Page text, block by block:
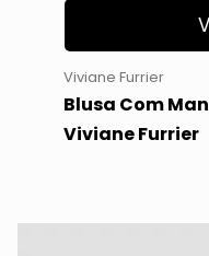
Viviane Furrier
Blusa Com
Viviane Furrier